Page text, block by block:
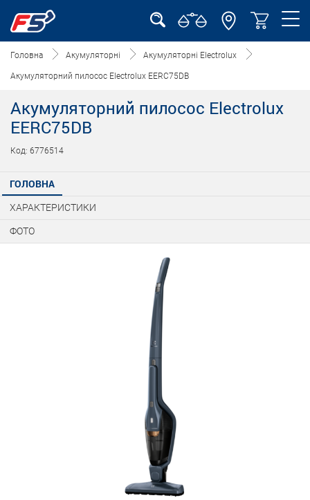
Головна Акумуляторні Акумуляторні Electrolux
Акумуляторний пилосос Electrolux EERC75DB
Акумуляторний пилосос Electrolux
EERC75DB
Код: 6776514
ГОЛОВНА
ХАРАКТЕРИСТИКИ
ФОТО